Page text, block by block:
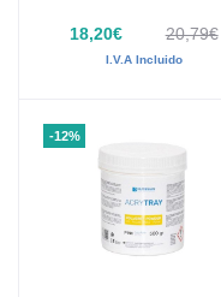
18,20€ 20,79€
I.V.A Incluido
-12%